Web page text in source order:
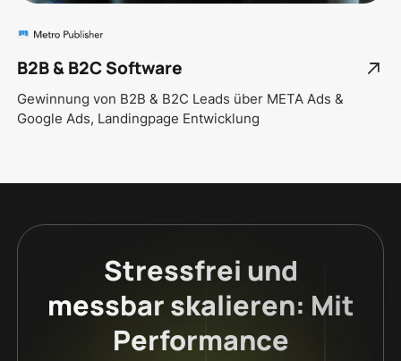
B2B & B2C Software
Gewinnung von B2B & B2C Leads über META Ads &
Google Ads, Landingpage Entwicklung
Stressfrei und
messbar skalieren: Mit
Performance